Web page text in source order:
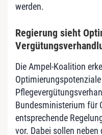
werden.
Regierung sieht
Die Ampel-Koalition
Bundesministerium für
entsprechende
vor. Dabei sollen neben